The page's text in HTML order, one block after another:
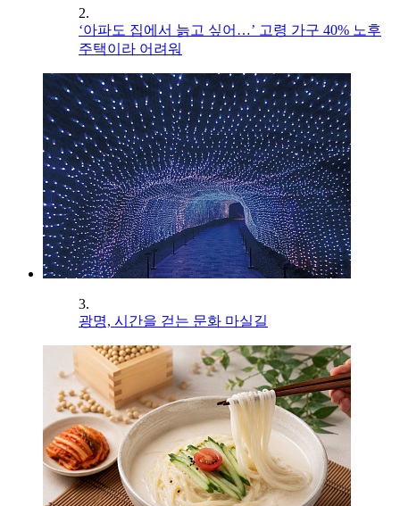
2.
‘아파도 집에서 늙고 싶어…’ 고령 가구 40% 노후
주택이라 어려워
3.
광명, 시간을 걷는 문화 마실길